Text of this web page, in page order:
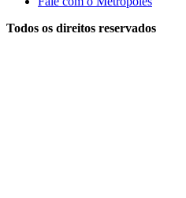
Todos os direitos reservados